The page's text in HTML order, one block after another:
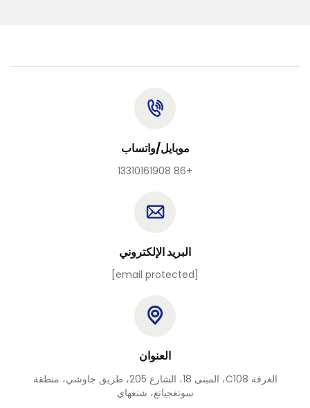
موبايل/واتساب
+86 13310161908
البريد الإلكتروني
[email protected]
العنوان
الغرفة C108، المبنى 18، الشارع 205، طريق جاوشي، منطقة
سونغجيانغ، شنغهاي